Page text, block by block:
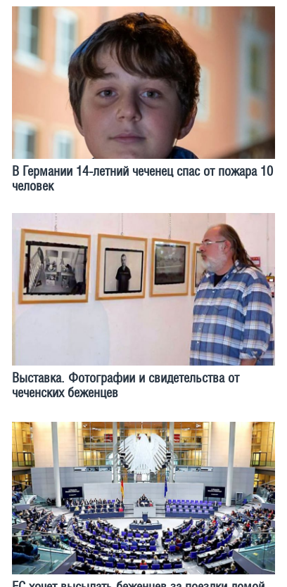
В Германии 14-летний чеченец спас от пожара 10
человек
Выставка. Фотографии и свидетельства от
чеченских беженцев